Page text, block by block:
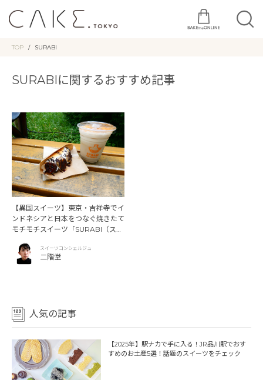
TOP SURABI
SURABIに関するおすすめ記事
【異国スイーツ】東京・吉祥寺でイ
ンドネシアと日本をつなぐ焼きたて
モチモチスイーツ「SURABI（スラ
スイーツコンシェルジュ
二階堂
人気の記事
【2025年】駅ナカで手に入る！JR品川駅でおす
すめのお土産5選！話題のスイーツをチェック